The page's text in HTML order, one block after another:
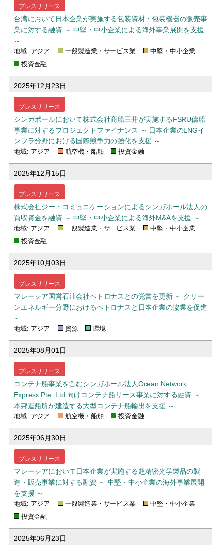
プレスリリース
台湾において日本企業が実施する包装資材・包装機器の販売事
業に対する融資 ～ 中堅・中小企業による海外事業展開を支援
～
地域: アジア 一般製造業・サービス業
中堅・中小企業
投資金融
2025年12月23日
プレスリリース
シンガポールにおいて株式会社商船三井が実施するFSRU傭船
事業に対するプロジェクトファイナンス ～ 日本企業のLNGイ
ンフラ分野における国際競争力の強化を支援 ～
地域: アジア 航空機・船舶 投資金融
2025年12月15日
プレスリリース
株式会社ジー・コミュニケーションによるシンガポール法人の
買収資金を融資 ～ 中堅・中小企業による海外M&Aを支援 ～
地域: アジア 一般製造業・サービス業
中堅・中小企業
投資金融
2025年10月03日
プレスリリース
マレーシア国営石油会社ペトロナスとの覚書を更新 ～ クリー
ンエネルギー分野におけるペトロナスと日本企業の協業を促進
～
地域: アジア 資源 環境
2025年08月01日
プレスリリース
コンテナ船事業を営むシンガポール法人Ocean Network
Express Pte. Ltd.向けコンテナ船リース事業に対する融資 ～
本邦造船所が建造する大型コンテナ船輸出を支援 ～
地域: アジア 航空機・船舶 投資金融
2025年06月30日
プレスリリース
マレーシアにおいて日本企業が実施する超精密光学製品の製
造・販売事業に対する融資 ～ 中堅・中小企業の海外事業展開
を支援 ～
地域: アジア 一般製造業・サービス業
中堅・中小企業
投資金融
2025年06月23日